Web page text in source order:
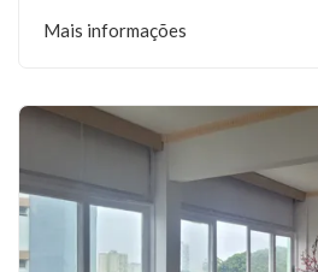
Mais informações